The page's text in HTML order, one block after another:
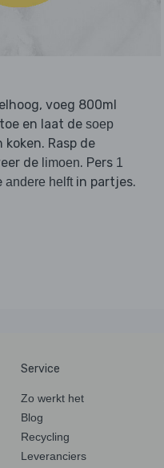
voeg 800ml
en laat de soep
Rasp de
de limoen. Pers 1
andere helft in partjes.
Service
Zo werkt het
Blog
Recycling
Leveranciers